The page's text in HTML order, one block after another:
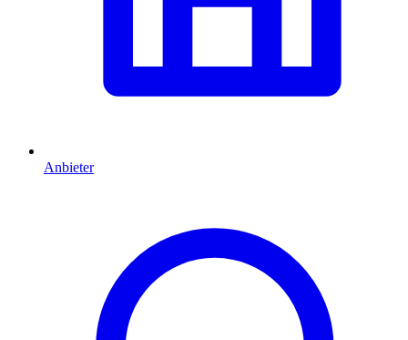
Anbieter